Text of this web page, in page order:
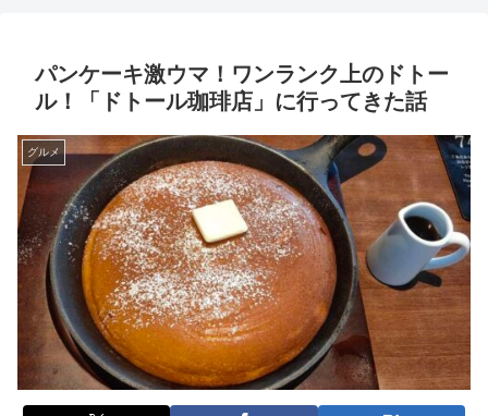
パンケーキ激ウマ！ワンランク上のドトー
ル！「ドトール珈琲店」に行ってきた話
グルメ